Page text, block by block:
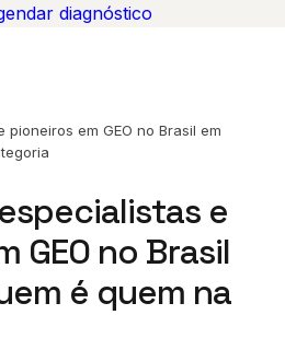
diagnóstico
em GEO no Brasil em
e
GEO no Brasil
é quem na